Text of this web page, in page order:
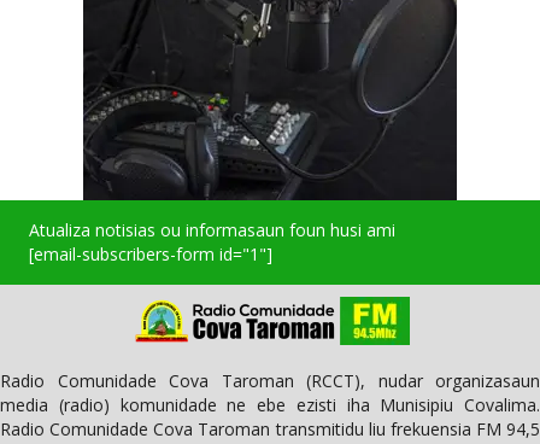
Atualiza notisias ou informasaun foun husi ami
[email-subscribers-form id="1"]
Radio Comunidade Cova Taroman (RCCT), nudar organizasaun
media (radio) komunidade ne ebe ezisti iha Munisipiu Covalima.
Radio Comunidade Cova Taroman transmitidu liu frekuensia FM 94,5